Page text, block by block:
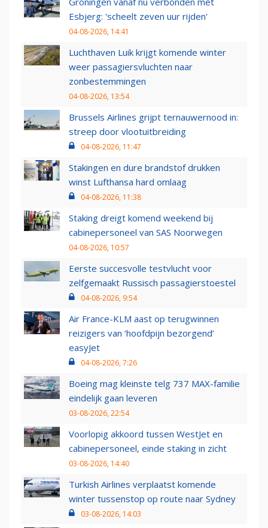
Esbjerg: 'scheelt zeven uur rijden'
04-08-2026, 14:41
Luchthaven Luik krijgt komende winter
weer passagiersvluchten naar
zonbestemmingen
04-08-2026, 13:54
Brussels Airlines grijpt ternauwernood in:
streep door vlootuitbreiding
04-08-2026, 11:47
Stakingen en dure brandstof drukken
winst Lufthansa hard omlaag
04-08-2026, 11:38
Staking dreigt komend weekend bij
cabinepersoneel van SAS Noorwegen
04-08-2026, 10:57
Eerste succesvolle testvlucht voor
zelfgemaakt Russisch passagierstoestel
04-08-2026, 9:54
Air France-KLM aast op terugwinnen
reizigers van ‘hoofdpijn bezorgend’
easyJet
04-08-2026, 7:26
Boeing mag kleinste telg 737 MAX-familie
eindelijk gaan leveren
03-08-2026, 22:54
Voorlopig akkoord tussen WestJet en
cabinepersoneel, einde staking in zicht
03-08-2026, 14:40
Turkish Airlines verplaatst komende
winter tussenstop op route naar Sydney
03-08-2026, 14:03